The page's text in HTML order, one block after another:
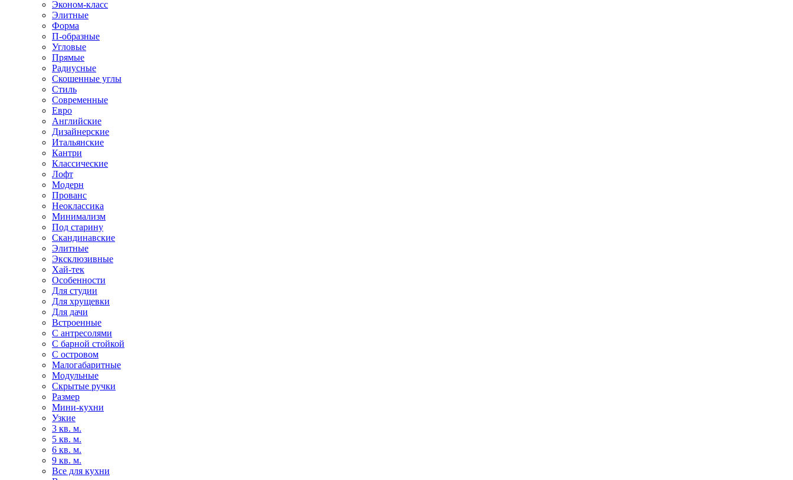
Эконом-класс
Элитные
Форма
П-образные
Угловые
Прямые
Радиусные
Скошенные углы
Стиль
Современные
Евро
Английские
Дизайнерские
Итальянские
Кантри
Классические
Лофт
Модерн
Прованс
Неоклассика
Минимализм
Под старину
Скандинавские
Элитные
Эксклюзивные
Хай-тек
Особенности
Для студии
Для хрущевки
Для дачи
Встроенные
С антресолями
С барной стойкой
С островом
Малогабаритные
Модульные
Скрытые ручки
Размер
Мини-кухни
Узкие
3 кв. м.
5 кв. м.
6 кв. м.
9 кв. м.
Все для кухни